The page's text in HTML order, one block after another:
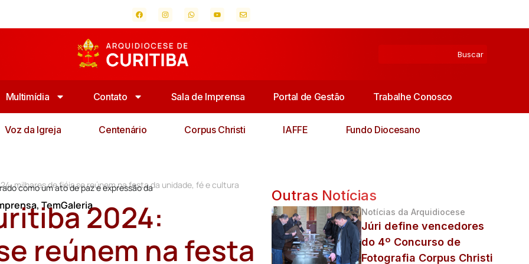
Multimídia Contato Sala de Imprensa Portal de Gestão Trabalhe Conosco
Voz da Igreja Centenário Corpus Christi IAFFE Fundo Diocesano
milhares de fiéis se reúnem na festa da unidade, fé e cultura
como um ato de paz e expressão da
, TemGaleria2024:
reúnem na festa
Outras Notícias
Notícias da Arquidiocese
Júri define vencedores
do 4º Concurso de
Fotografia Corpus Christi